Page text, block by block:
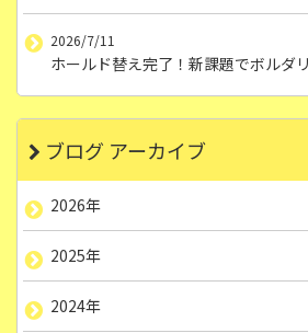
2026/7/11
ホールド替え完了！新課題でボルダ
ブログ アーカイブ
2026年
2025年
2024年